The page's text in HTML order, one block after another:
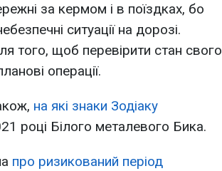
за кермом і в поїздках, бо
ситуації на дорозі.
того, щоб перевірити стан свого
операції.
на які знаки Зодіаку
році Білого металевого Бика.
про ризикований період